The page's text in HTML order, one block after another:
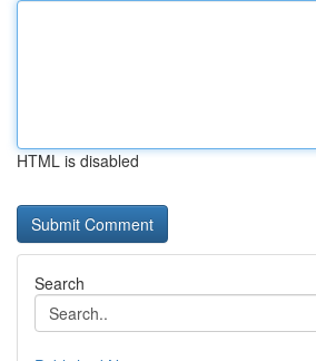
HTML is disabled
Search